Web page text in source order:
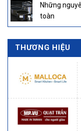
Những
toàn
THƯƠNG HIỆU